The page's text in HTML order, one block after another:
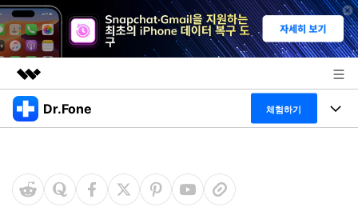
주요 제품
개요
솔루션
회사 소개
Dr.Fone 체험하기
특징
프로그램